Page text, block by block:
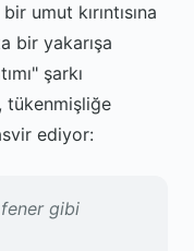
umut kırıntısına
bir yakarışa
şarkı
tükenmişliğe
ediyor:
fener gibi